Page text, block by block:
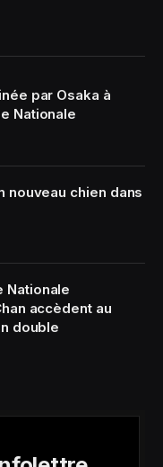
par Osaka à
Nationale
nouveau chien dans
Nationale
accèdent au
double